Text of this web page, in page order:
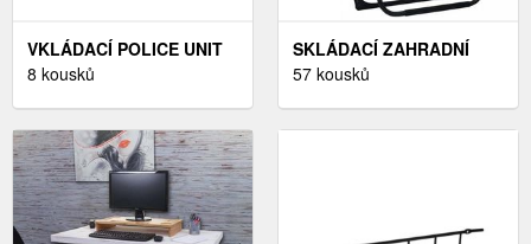
VKLÁDACÍ POLICE UNIT
8 kousků
SKLÁDACÍ ZAHRADNÍ
KŘESLO DEKORHOME
57 kousků